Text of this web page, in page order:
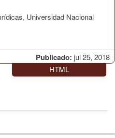
Publicado: jul 25, 2018
Universidad Nacional
HTML